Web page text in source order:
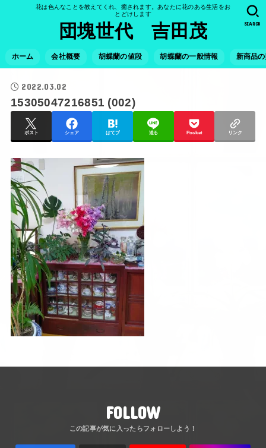
花は色んなことを教えてくれ、癒されます。あなたに花のある生活をお
とどけします
団塊世代 吉田茂
ホーム 会社概要 胡蝶蘭の値段 胡蝶蘭の一般情報 新商品
SEARCH
2022.03.02
15305047216851 (002)
ポスト シェア はてブ 送る Pocket リンク
FOLLOW